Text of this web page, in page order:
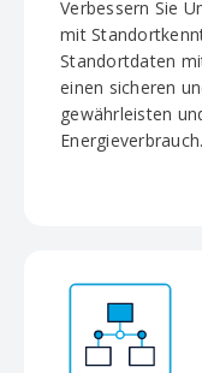
Verbessern Sie
mit
Standortdaten
einen sicheren
gewährleisten
Energieverbrauch.